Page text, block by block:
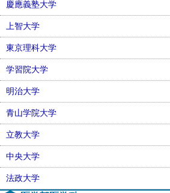
慶應義塾大学
上智大学
東京理科大学
学習院大学
明治大学
青山学院大学
立教大学
中央大学
法政大学